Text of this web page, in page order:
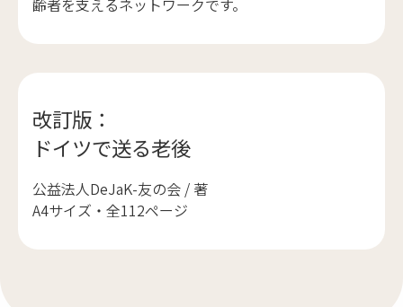
齢者を支えるネットワークです。
改訂版：
ドイツで送る老後
公益法人DeJaK-友の会 / 著
A4サイズ・全112ページ